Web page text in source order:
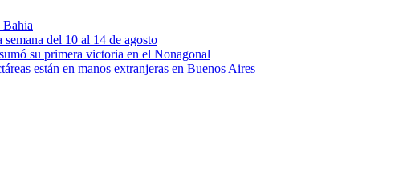
Bahia
del 10 al 14 de agosto
su primera victoria en el Nonagonal
están en manos extranjeras en Buenos Aires